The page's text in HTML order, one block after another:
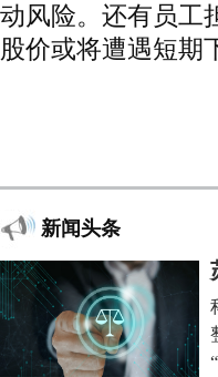
动风险。还有员工
股价或将遭遇短期
新闻头条